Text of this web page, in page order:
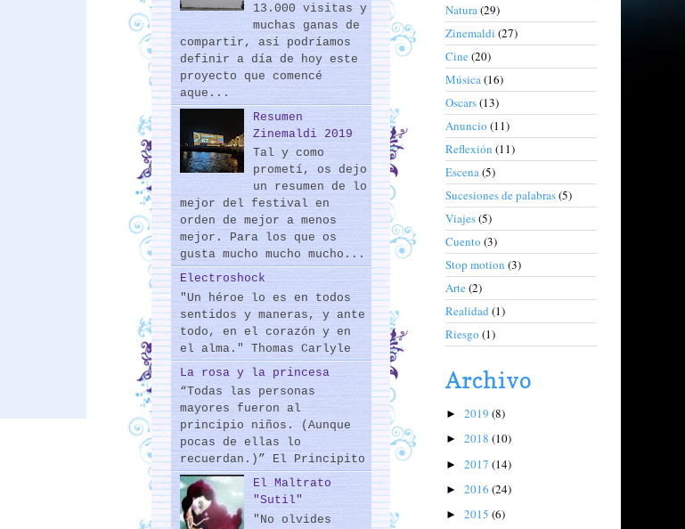
13.000 visitas y
muchas ganas de
compartir, así podríamos
definir a día de hoy este
proyecto que comencé
aque...
Resumen
Zinemaldi 2019
Tal y como
prometí, os dejo
un resumen de lo
mejor del festival en
orden de mejor a menos
mejor. Para los que os
gusta mucho mucho mucho...
Electroshock
"Un héroe lo es en todos
sentidos y maneras, y ante
todo, en el corazón y en
el alma." Thomas Carlyle
La rosa y la princesa
“Todas las personas
mayores fueron al
principio niños. (Aunque
pocas de ellas lo
recuerdan.)” El Principito
El Maltrato
"Sutil"
"No olvides
Natura(29)
Zinemaldi (27)
Cine(20)
Música(16)
Oscars(13)
Anuncio (11)
Reflexión (11)
Escena(5)
Sucesiones de palabras(5)
Viajes(5)
Cuento (3)
Stop motion (3)
Arte(2)
Realidad (1)
Riesgo (1)
Archivo
► 2019 (8)
► 2018 (10)
► 2017 (14)
► 2016 (24)
► 2015 (6)